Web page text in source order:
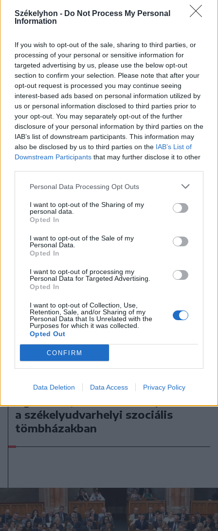
Székelyhon - Do Not Process My Personal
Information
If you wish to opt-out of the sale, sharing to third parties, or
processing of your personal or sensitive information for
targeted advertising by us, please use the below opt-out
section to confirm your selection. Please note that after your
opt-out request is processed you may continue seeing
interest-based ads based on personal information utilized by
us or personal information disclosed to third parties prior to
your opt-out. You may separately opt-out of the further
disclosure of your personal information by third parties on the
IAB’s list of downstream participants. This information may
also be disclosed by us to third parties on the IAB’s List of
Downstream Participants that may further disclose it to other
Personal Data Processing Opt Outs
I want to opt-out of the Sharing of my
personal data.
Opted In
I want to opt-out of the Sale of my
Personal Data.
Opted In
I want to opt-out of processing my
Personal Data for Targeted Advertising.
Opted In
I want to opt-out of Collection, Use,
Retention, Sale, and/or Sharing of my
Personal Data that Is Unrelated with the
Purposes for which it was collected.
Opted Out
CONFIRM
Data Deletion Data Access Privacy Policy
Székely Sport
Hargita megyei
futballközösség
Nőileg
Sándor Ella: Na, indíts, s
menjünk!
A rovat további cikkei
2026. augusztus 05., szerda
a székelyudvarhelyi szociális
tömbházakban